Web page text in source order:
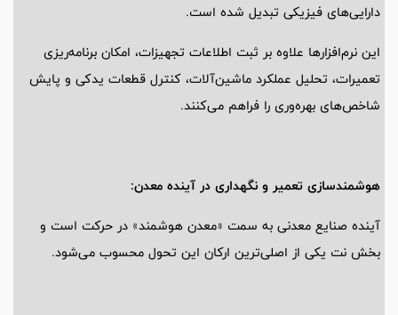
دارایی‌های فیزیکی تبدیل شده است.
این نرم‌افزارها علاوه بر ثبت اطلاعات تجهیزات، امکان برنامه‌ریزی
تعمیرات، تحلیل عملکرد ماشین‌آلات، کنترل قطعات یدکی و پایش
شاخص‌های بهره‌وری را فراهم می‌کنند.
هوشمندسازی تعمیر و نگهداری در آینده معدن:
آینده صنایع معدنی به سمت «معدن هوشمند» در حرکت است و
بخش نت یکی از اصلی‌ترین ارکان این تحول محسوب می‌شود.